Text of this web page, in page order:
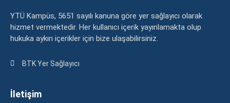
YTÜ Kampüs, 5651 sayılı kanuna göre yer sağlayıcı olarak
hizmet vermektedir. Her kullanıcı içerik yayınlamakta olup
hukuka aykırı içerikler için bize ulaşabilirsiniz.
BTK Yer Sağlayıcı
İletişim